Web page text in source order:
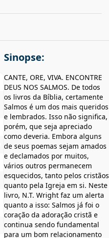
Sinopse:
CANTE, ORE, VIVA. ENCONTRE
DEUS NOS SALMOS. De todos
os livros da Bíblia, certamente
Salmos é um dos mais queridos
e lembrados. Isso não significa,
porém, que seja apreciado
como deveria. Embora alguns
de seus poemas sejam amados
e declamados por muitos,
vários outros permanecem
esquecidos, tanto pelos cristãos
quanto pela Igreja em si. Neste
livro, N.T. Wright faz um alerta
quanto a isso: Salmos já foi o
coração da adoração cristã e
continua sendo fundamental
para um bom relacionamento